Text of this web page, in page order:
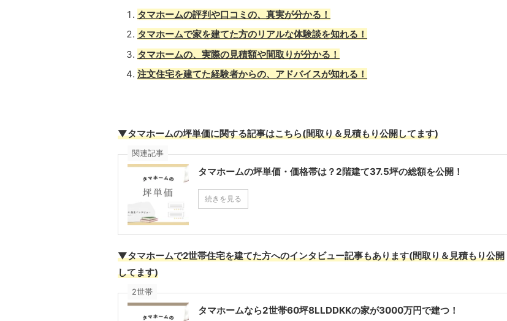
タマホームの評判や口コミの、真実が分かる！
タマホームで家を建てた方のリアルな体験談を知れる！
タマホームの、実際の見積額や間取りが分かる！
注文住宅を建てた経験者からの、アドバイスが知れる！
▼タマホームの坪単価に関する記事はこちら(間取り＆見積もり公開してます)
関連記事
タマホームの坪単価・価格帯は？2階建て37.5坪の総額を公開！
続きを見る
▼タマホームで2世帯住宅を建てた方へのインタビュー記事もあります(間取り＆見積もり公開
してます)
2世帯
タマホームなら2世帯60坪8LLDDKKの家が3000万円で建つ！